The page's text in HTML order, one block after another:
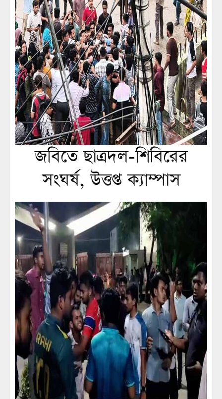
জবিতে ছাত্রদল-শিবিরের
সংঘর্ষ, উত্তপ্ত ক্যাম্পাস